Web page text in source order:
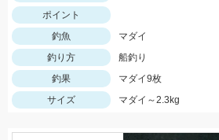
ポイント
釣魚
マダイ
釣り方
船釣り
釣果
マダイ9枚
サイズ
マダイ～2.3kg